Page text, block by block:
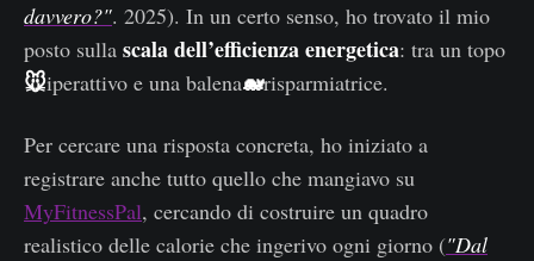
davvero?". 2025). In un certo senso, ho trovato il mio
posto sulla scala dell’efficienza energetica: tra un topo
🐭iperattivo e una balena🐋risparmiatrice.
Per cercare una risposta concreta, ho iniziato a
registrare anche tutto quello che mangiavo su
MyFitnessPal, cercando di costruire un quadro
realistico delle calorie che ingerivo ogni giorno ("Dal